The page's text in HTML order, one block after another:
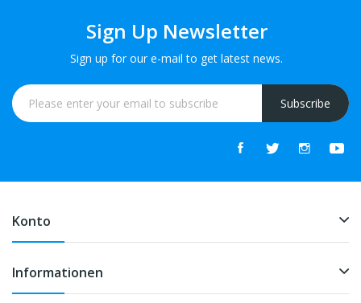
Sign Up Newsletter
Sign up for our e-mail to get latest news.
Subscribe
Konto
Informationen